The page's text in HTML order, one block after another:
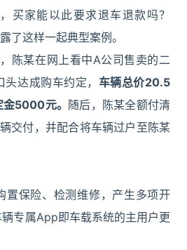
买家能以此要求退车退款吗？
了这样一起典型案例。
陈某在网上看中A公司售卖的二
达成购车约定， 车辆总价20.5
5000元。 随后，陈某全额付清
交付，并配合将车辆过户至陈某
置保险、检测维修，产生多项开
专属App即车载系统的主用户更